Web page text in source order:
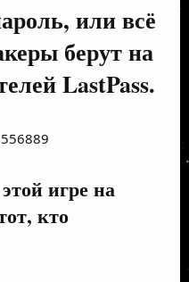
или всё
берут на
LastPass.
игре на
кто